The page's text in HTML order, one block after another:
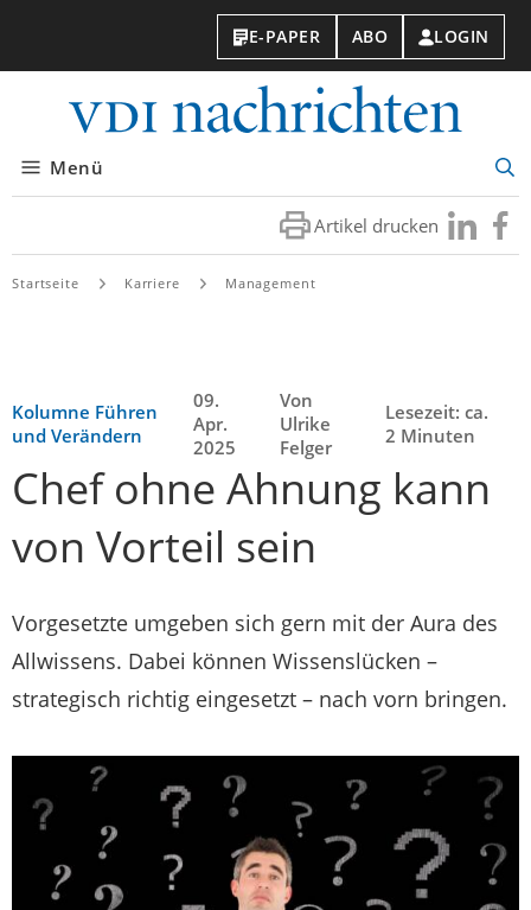
E-PAPER ABO LOGIN
Menü
Artikel drucken Besuchen
Sie
Sie
Startseite Karriere Management
Kolumne Führen
und Verändern
09.
Apr.
2025
Von
Ulrike
Felger
Lesezeit: ca.
2 Minuten
Chef ohne Ahnung kann
von Vorteil sein
Vorgesetzte umgeben sich gern mit der Aura des
Allwissens. Dabei können Wissenslücken –
strategisch richtig eingesetzt – nach vorn bringen.